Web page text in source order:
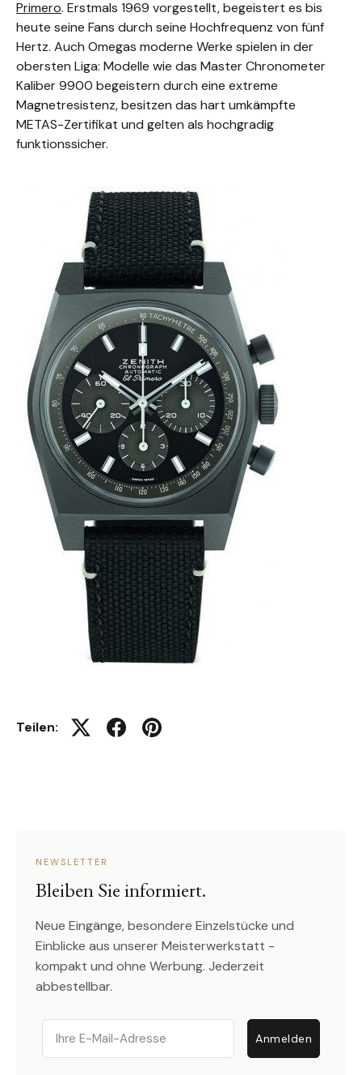
Primero. Erstmals 1969 vorgestellt, begeistert es bis
heute seine Fans durch seine Hochfrequenz von fünf
Hertz. Auch Omegas moderne Werke spielen in der
obersten Liga: Modelle wie das Master Chronometer
Kaliber 9900 begeistern durch eine extreme
Magnetresistenz, besitzen das hart umkämpfte
METAS-Zertifikat und gelten als hochgradig
funktionssicher.
Teilen: Auf Twitter twittern
Auf Facebook teilen
Auf Pinterest pinnen
NEWSLETTER
Bleiben Sie informiert.
Neue Eingänge, besondere Einzelstücke und
Einblicke aus unserer Meisterwerkstatt -
kompakt und ohne Werbung. Jederzeit
abbestellbar.
Email
Anmelden